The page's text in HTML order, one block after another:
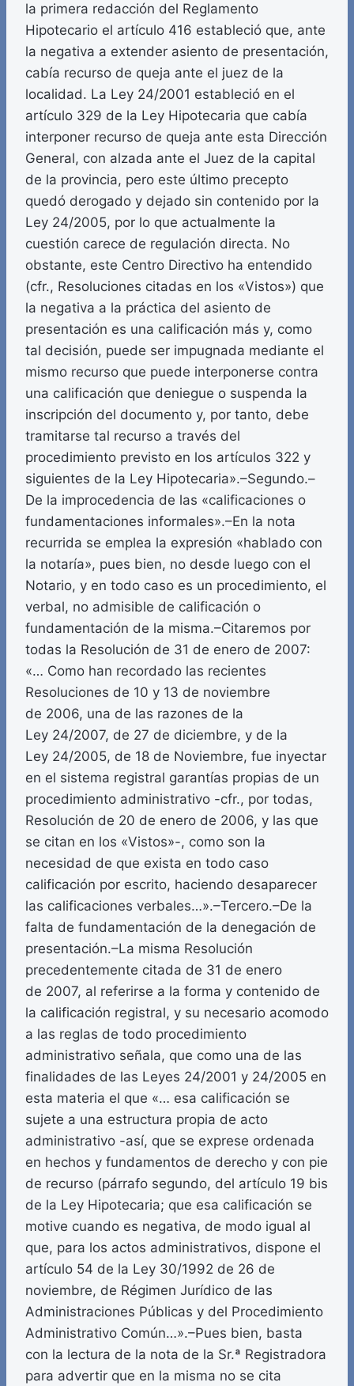
la primera redacción del Reglamento
Hipotecario el artículo 416 estableció que, ante
la negativa a extender asiento de presentación,
cabía recurso de queja ante el juez de la
localidad. La Ley 24/2001 estableció en el
artículo 329 de la Ley Hipotecaria que cabía
interponer recurso de queja ante esta Dirección
General, con alzada ante el Juez de la capital
de la provincia, pero este último precepto
quedó derogado y dejado sin contenido por la
Ley 24/2005, por lo que actualmente la
cuestión carece de regulación directa. No
obstante, este Centro Directivo ha entendido
(cfr., Resoluciones citadas en los «Vistos») que
la negativa a la práctica del asiento de
presentación es una calificación más y, como
tal decisión, puede ser impugnada mediante el
mismo recurso que puede interponerse contra
una calificación que deniegue o suspenda la
inscripción del documento y, por tanto, debe
tramitarse tal recurso a través del
procedimiento previsto en los artículos 322 y
siguientes de la Ley Hipotecaria».–Segundo.–
De la improcedencia de las «calificaciones o
fundamentaciones informales».–En la nota
recurrida se emplea la expresión «hablado con
la notaría», pues bien, no desde luego con el
Notario, y en todo caso es un procedimiento, el
verbal, no admisible de calificación o
fundamentación de la misma.–Citaremos por
todas la Resolución de 31 de enero de 2007:
«… Como han recordado las recientes
Resoluciones de 10 y 13 de noviembre
de 2006, una de las razones de la
Ley 24/2007, de 27 de diciembre, y de la
Ley 24/2005, de 18 de Noviembre, fue inyectar
en el sistema registral garantías propias de un
procedimiento administrativo -cfr., por todas,
Resolución de 20 de enero de 2006, y las que
se citan en los «Vistos»-, como son la
necesidad de que exista en todo caso
calificación por escrito, haciendo desaparecer
las calificaciones verbales…».–Tercero.–De la
falta de fundamentación de la denegación de
presentación.–La misma Resolución
precedentemente citada de 31 de enero
de 2007, al referirse a la forma y contenido de
la calificación registral, y su necesario acomodo
a las reglas de todo procedimiento
administrativo señala, que como una de las
finalidades de las Leyes 24/2001 y 24/2005 en
esta materia el que «… esa calificación se
sujete a una estructura propia de acto
administrativo -así, que se exprese ordenada
en hechos y fundamentos de derecho y con pie
de recurso (párrafo segundo, del artículo 19 bis
de la Ley Hipotecaria; que esa calificación se
motive cuando es negativa, de modo igual al
que, para los actos administrativos, dispone el
artículo 54 de la Ley 30/1992 de 26 de
noviembre, de Régimen Jurídico de las
Administraciones Públicas y del Procedimiento
Administrativo Común…».–Pues bien, basta
con la lectura de la nota de la Sr.ª Registradora
para advertir que en la misma no se cita